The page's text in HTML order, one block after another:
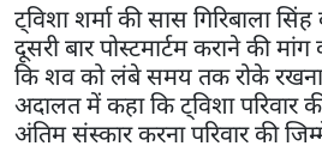
ट्विशा शर्मा की सास गिरिबाला
दूसरी बार पोस्टमार्टम कराने की
कि शव को लंबे समय तक रोके रखना
अदालत में कहा कि ट्विशा परिवार
अंतिम संस्कार करना परिवार की